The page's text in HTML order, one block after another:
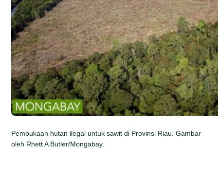
Pembukaan hutan ilegal untuk sawit di Provinsi Riau. Gambar
oleh Rhett A Butler/Mongabay.